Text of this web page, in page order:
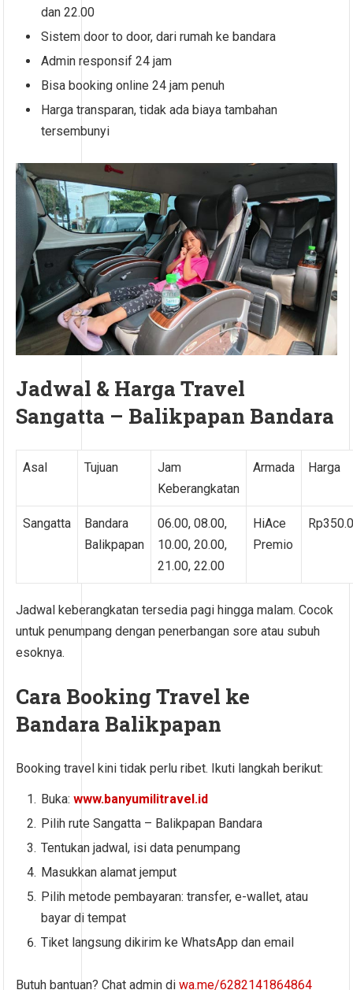
dan 22.00
Sistem door to door, dari rumah ke bandara
Admin responsif 24 jam
Bisa booking online 24 jam penuh
Harga transparan, tidak ada biaya tambahan
tersembunyi
Jadwal & Harga Travel
Sangatta – Balikpapan Bandara
Asal Tujuan
Jam
Keberangkatan
Armada Harga
Sangatta
Bandara
Balikpapan
06.00, 08.00,
10.00, 20.00,
21.00, 22.00
HiAce
Premio
Jadwal keberangkatan tersedia pagi hingga malam. Cocok
untuk penumpang dengan penerbangan sore atau subuh
esoknya.
Cara Booking Travel ke
Bandara Balikpapan
Booking travel kini tidak perlu ribet. Ikuti langkah berikut:
Buka:www.banyumilitravel.id
Pilih rute Sangatta – Balikpapan Bandara
Tentukan jadwal, isi data penumpang
Masukkan alamat jemput
Pilih metode pembayaran: transfer, e-wallet, atau
bayar di tempat
Tiket langsung dikirim ke WhatsApp dan email
Butuh bantuan? Chat admin di wa.me/6282141864864